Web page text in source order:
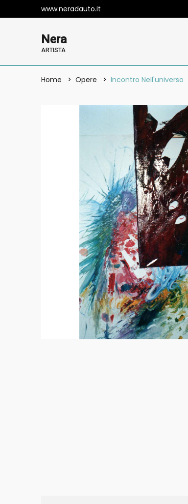
www.neradauto.it
Nera
ARTISTA
Home Opere Incontro Nell'universo